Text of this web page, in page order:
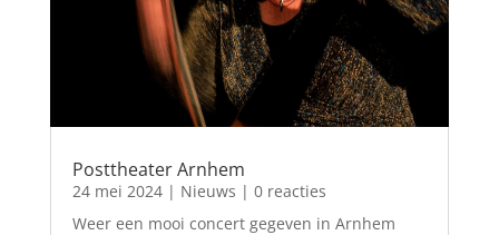
Posttheater Arnhem
24 mei 2024| Nieuws | 0 reacties
Weer een mooi concert gegeven in Arnhem